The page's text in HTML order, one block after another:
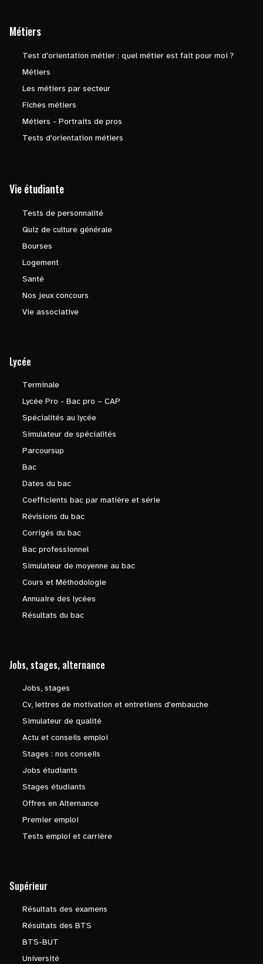
Métiers
Test d'orientation métier : quel métier est fait pour moi ?
Métiers
Les métiers par secteur
Fiches métiers
Métiers - Portraits de pros
Tests d'orientation métiers
Vie étudiante
Tests de personnalité
Quiz de culture générale
Bourses
Logement
Santé
Nos jeux concours
Vie associative
Lycée
Terminale
Lycée Pro - Bac pro – CAP
Spécialités au lycée
Simulateur de spécialités
Parcoursup
Bac
Dates du bac
Coefficients bac par matière et série
Révisions du bac
Corrigés du bac
Bac professionnel
Simulateur de moyenne au bac
Cours et Méthodologie
Annuaire des lycées
Résultats du bac
Jobs, stages, alternance
Jobs, stages
Cv, lettres de motivation et entretiens d'embauche
Simulateur de qualité
Actu et conseils emploi
Stages : nos conseils
Jobs étudiants
Stages étudiants
Offres en Alternance
Premier emploi
Tests emploi et carrière
Supérieur
Résultats des examens
Résultats des BTS
BTS-BUT
Université